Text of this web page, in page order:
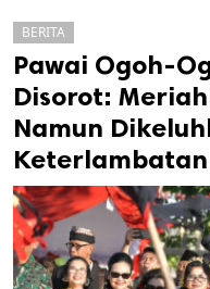
cipta.
BERITA
Pawai Ogoh-
Disorot:
Namun